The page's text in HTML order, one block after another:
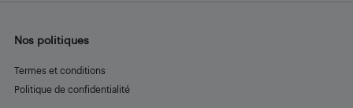
Nos politiques
Termes et conditions
Politique de confidentialité